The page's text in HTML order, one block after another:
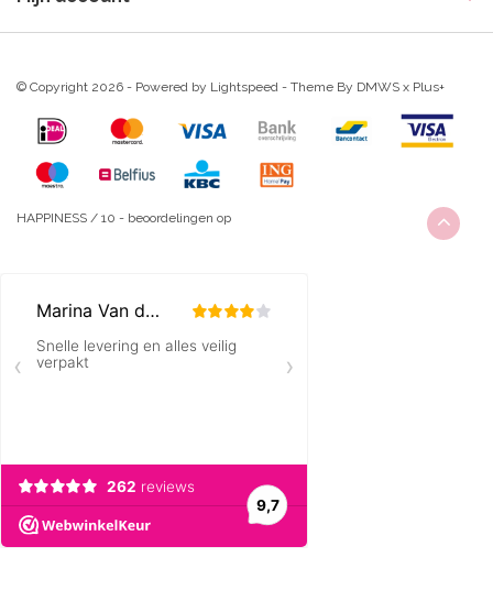
© Copyright 2026 - Powered by Lightspeed - Theme By DMWS x Plus+
HAPPINESS / 10 - beoordelingen op